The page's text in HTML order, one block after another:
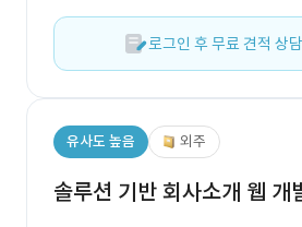
로그인 후 무료 견적 상
유사도 높음 외주
솔루션 기반 회사소개 웹 개